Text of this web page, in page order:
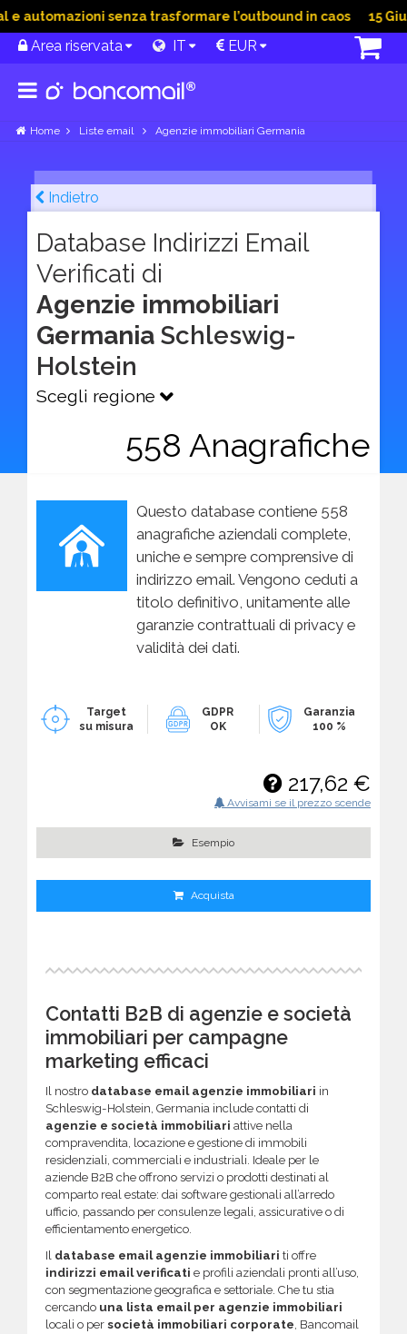
senza trasformare l’outbound in caos 15 Giu
Area riservata IT EUR
Home Liste email Agenzie immobiliari Germania
Indietro
Database Indirizzi Email
Verificati di
Agenzie immobiliari
Germania Schleswig-
Holstein
Scegli regione
558 Anagrafiche
Questo database contiene 558
anagrafiche aziendali complete,
uniche e sempre comprensive di
indirizzo email. Vengono ceduti a
titolo definitivo, unitamente alle
garanzie contrattuali di privacy e
validità dei dati.
Target
su misura
GDPR
OK
Garanzia
100 %
217,62 €
Avvisami se il prezzo scende
Esempio
Acquista
Contatti B2B di agenzie e società
immobiliari per campagne
marketing efficaci
Il nostro database email agenzie immobiliari in
Schleswig-Holstein, Germania include contatti di
agenzie e società immobiliari attive nella
compravendita, locazione e gestione di immobili
residenziali, commerciali e industriali. Ideale per le
aziende B2B che offrono servizi o prodotti destinati al
comparto real estate: dai software gestionali all’arredo
ufficio, passando per consulenze legali, assicurative o di
efficientamento energetico.
Il database email agenzie immobiliari ti offre
indirizzi email verificati e profili aziendali pronti all’uso,
con segmentazione geografica e settoriale. Che tu stia
cercando una lista email per agenzie immobiliari
locali o per società immobiliari corporate, Bancomail